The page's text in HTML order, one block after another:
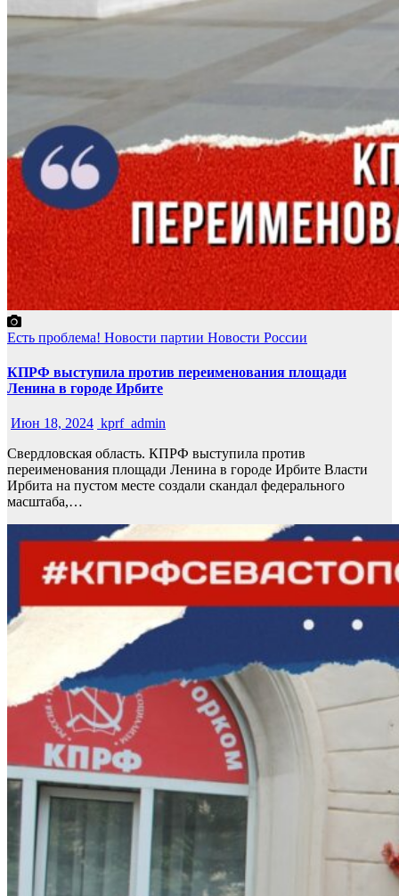
Есть проблема! Новости партии Новости России
КПРФ выступила против переименования площади
Ленина в городе Ирбите
Июн 18, 2024 kprf_admin
Свердловская область. КПРФ выступила против
переименования площади Ленина в городе Ирбите Власти
Ирбита на пустом месте создали скандал федерального
масштаба,…